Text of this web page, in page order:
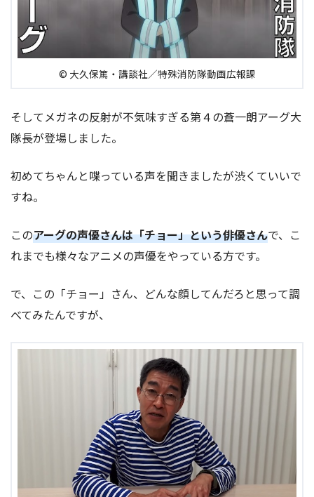
© 大久保篤・講談社／特殊消防隊動画広報課
そしてメガネの反射が不気味すぎる第４の蒼一朗アーグ大
隊長が登場しました。
初めてちゃんと喋っている声を聞きましたが渋くていいで
すね。
このアーグの声優さんは「チョー」という俳優さんで、こ
れまでも様々なアニメの声優をやっている方です。
で、この「チョー」さん、どんな顔してんだろと思って調
べてみたんですが、